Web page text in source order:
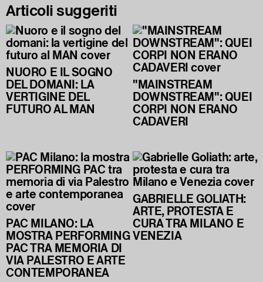
Articoli suggeriti
NUORO E IL SOGNO
DEL DOMANI: LA
VERTIGINE DEL
FUTURO AL MAN
"MAINSTREAM
DOWNSTREAM": QUEI
CORPI NON ERANO
CADAVERI
PAC MILANO: LA
MOSTRA PERFORMING
PAC TRA MEMORIA DI
VIA PALESTRO E ARTE
CONTEMPORANEA
GABRIELLE GOLIATH:
ARTE, PROTESTA E
CURA TRA MILANO E
VENEZIA